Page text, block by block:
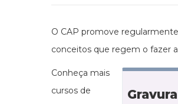
O CAP promove
conceitos que regem o fazer
Conheça mais
cursos de